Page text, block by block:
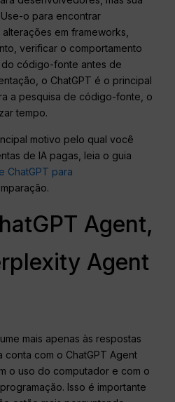
o para encontrar
em frameworks,
verificar o comportamento
código-fonte antes de
o ChatGPT é o principal
a pesquisa de código-fonte, o
tempo.
motivo pelo qual você
de IA pagas, leia o guia
ChatGPT para
Agent,
Agent
mais apenas às respostas
conta com o ChatGPT Agent
o uso do computador e com o
Isso é importante